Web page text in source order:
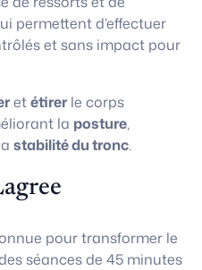
permettent d’effectuer
et sans impact pour
etétirerle corps
la posture,
stabilité du tronc.
pour transformer le
séances de 45 minutes